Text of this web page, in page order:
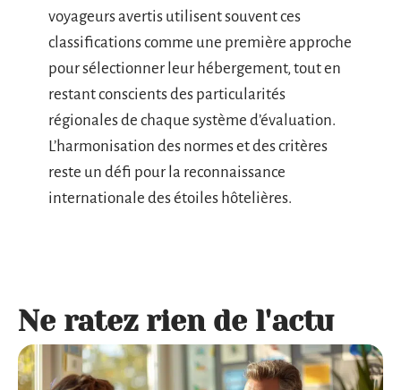
voyageurs avertis utilisent souvent ces
classifications comme une première approche
pour sélectionner leur hébergement, tout en
restant conscients des particularités
régionales de chaque système d’évaluation.
L’harmonisation des normes et des critères
reste un défi pour la reconnaissance
internationale des étoiles hôtelières.
Ne ratez rien de l'actu